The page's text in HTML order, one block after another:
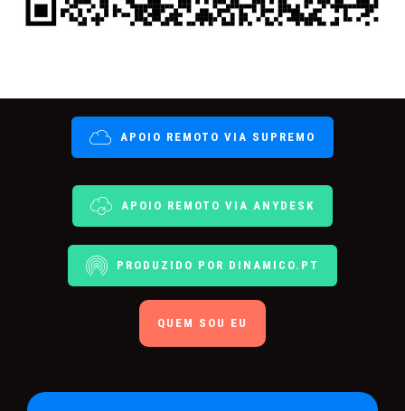
APOIO REMOTO VIA SUPREMO
APOIO REMOTO VIA ANYDESK
PRODUZIDO POR DINAMICO.PT
QUEM SOU EU